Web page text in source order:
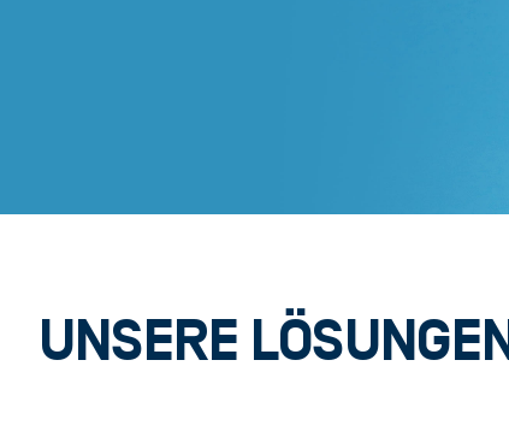
UNSERE LÖSUNGEN